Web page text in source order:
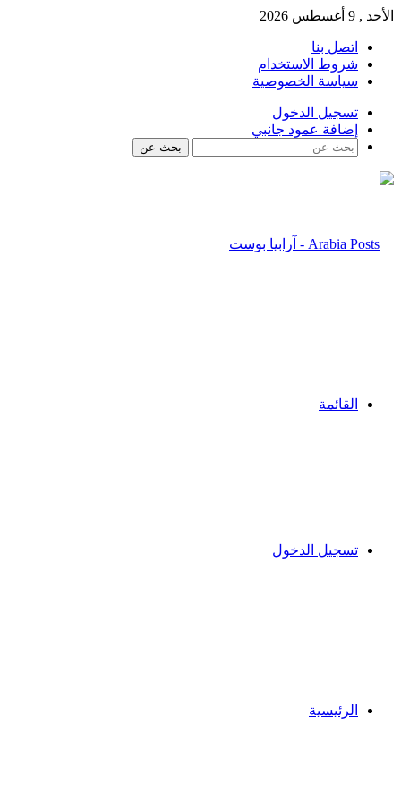
الأحد , 9 أغسطس 2026
اتصل بنا
شروط الاستخدام
سياسة الخصوصية
تسجيل الدخول
إضافة عمود جانبي
بحث عن
القائمة
تسجيل الدخول
الرئيسية